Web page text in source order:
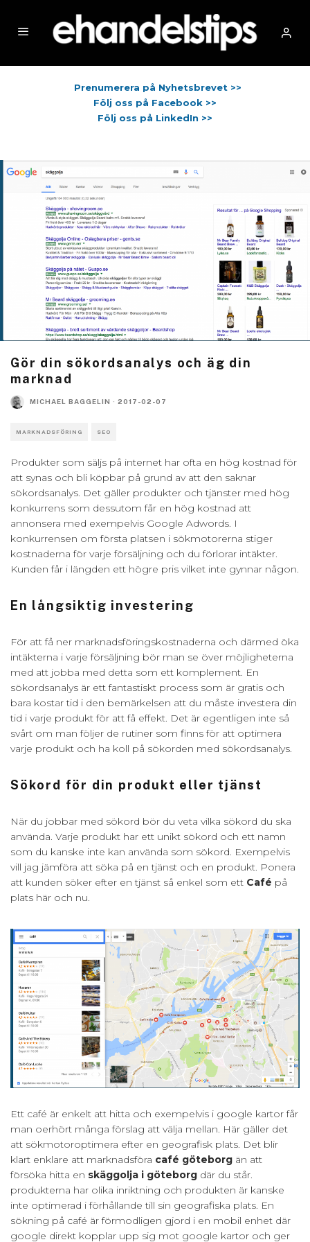
Prenumerera på Nyhetsbrevet >>
Följ oss på Facebook >>
Följ oss på LinkedIn >>
Gör din sökordsanalys och äg din
marknad
MICHAEL BAGGELIN · 2017-02-07
MARKNADSFÖRING SEO
Produkter som säljs på internet har ofta en hög kostnad för
att synas och bli köpbar på grund av att den saknar
sökordsanalys. Det gäller produkter och tjänster med hög
konkurrens som dessutom får en hög kostnad att
annonsera med exempelvis Google Adwords. I
konkurrensen om första platsen i sökmotorerna stiger
kostnaderna för varje försäljning och du förlorar intäkter.
Kunden får i längden ett högre pris vilket inte gynnar någon.
En långsiktig investering
För att få ner marknadsföringskostnaderna och därmed öka
intäkterna i varje försäljning bör man se över möjligheterna
med att jobba med detta som ett komplement. En
sökordsanalys är ett fantastiskt process som är gratis och
bara kostar tid i den bemärkelsen att du måste investera din
tid i varje produkt för att få effekt. Det är egentligen inte så
svårt om man följer de rutiner som finns för att optimera
varje produkt och ha koll på sökorden med sökordsanalys.
Sökord för din produkt eller tjänst
När du jobbar med sökord bör du veta vilka sökord du ska
använda. Varje produkt har ett unikt sökord och ett namn
som du kanske inte kan använda som sökord. Exempelvis
vill jag jämföra att söka på en tjänst och en produkt. Ponera
att kunden söker efter en tjänst så enkel som ett Café på
plats här och nu.
Ett café är enkelt att hitta och exempelvis i google kartor får
man oerhört många förslag att välja mellan. Här gäller det
att sökmotoroptimera efter en geografisk plats. Det blir
klart enklare att marknadsföra café göteborg än att
försöka hitta en skäggolja i göteborg där du står.
produkterna har olika inriktning och produkten är kanske
inte optimerad i förhållande till sin geografiska plats. En
sökning på café är förmodligen gjord i en mobil enhet där
google direkt kopplar upp sig mot google kartor och ger